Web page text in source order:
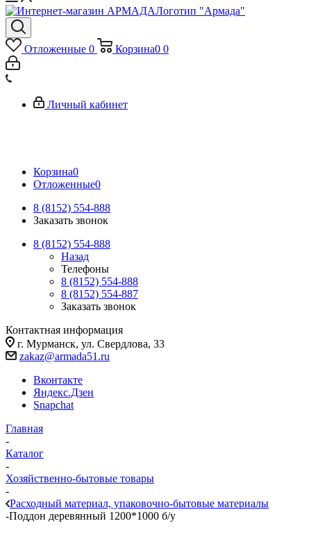
Логотип "Армада"
Отложенные 0 Корзина0 0
Личный кабинет
Корзина0
Отложенные0
8 (8152) 554-888
Заказать звонок
8 (8152) 554-888
Назад
Телефоны
8 (8152) 554-888
8 (8152) 554-887
Заказать звонок
Контактная информация
г. Мурманск, ул. Свердлова, 33
zakaz@armada51.ru
Вконтакте
Яндекс.Дзен
Snapchat
Главная
-
Каталог
-
Хозяйственно-бытовые товары
-
Расходный материал, упаковочно-бытовые материалы
-Поддон деревянный 1200*1000 б/у